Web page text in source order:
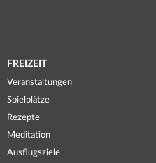
FREIZEIT
Veranstaltungen
Spielplätze
Rezepte
Meditation
Ausflugsziele